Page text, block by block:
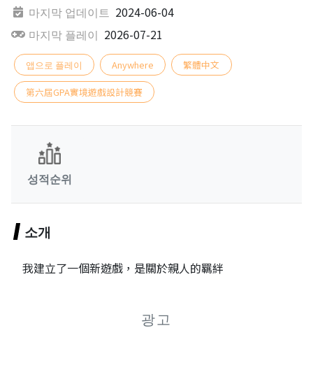
마지막 업데이트 2024-06-04
마지막 플레이 2026-07-21
앱으로 플레이 Anywhere 繁體中文
第六屆GPA實境遊戲設計競賽
성적순위
소개
我建立了一個新遊戲，是關於親人的羈絆
광고